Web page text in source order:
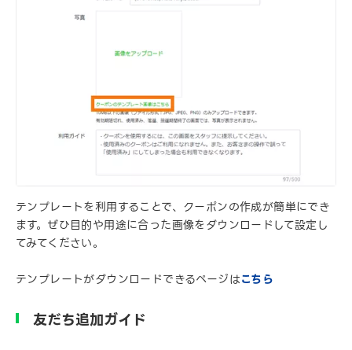
テンプレートを利用することで、クーポンの作成が簡単にでき
ます。ぜひ目的や用途に合った画像をダウンロードして設定し
てみてください。
テンプレートがダウンロードできるページはこちら
友だち追加ガイド